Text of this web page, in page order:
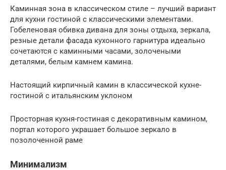
Каминная зона в классическом стиле – лучший вариант
для кухни гостиной с классическими элементами.
Гобеленовая обивка дивана для зоны отдыха, зеркала,
резные детали фасада кухонного гарнитура идеально
сочетаются с каминными часами, золочеными
деталями, белым камнем камина.
Настоящий кирпичный камин в классической кухне-
гостиной с итальянским уклоном
Просторная кухня-гостиная с декоративным камином,
портал которого украшает большое зеркало в
позолоченной раме
Минимализм